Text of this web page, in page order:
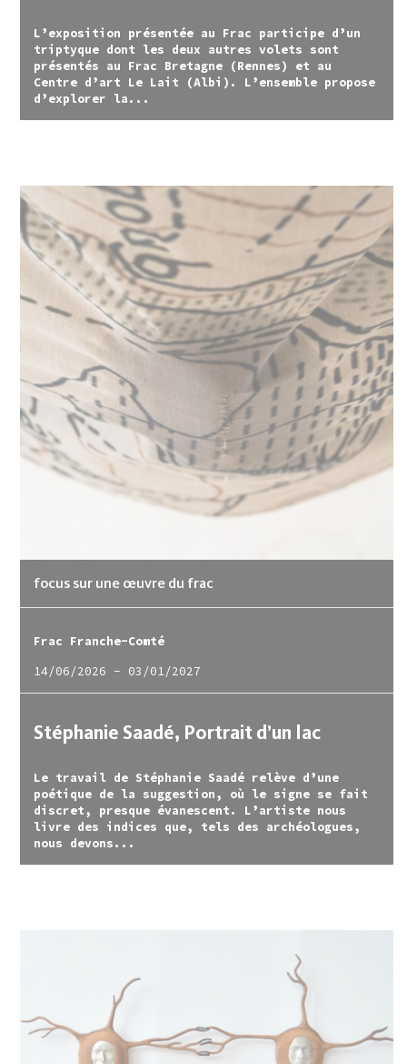
L’exposition présentée au Frac participe d’un
triptyque dont les deux autres volets sont
présentés au Frac Bretagne (Rennes) et au
Centre d’art Le Lait (Albi). L’ensemble propose
d’explorer la...
focus sur une œuvre du frac
Stéphanie Saadé, Portrait d’un lac
Le travail de Stéphanie Saadé relève d’une
poétique de la suggestion, où le signe se fait
discret, presque évanescent. L’artiste nous
livre des indices que, tels des archéologues,
nous devons...
Frac Franche-Comté
14/06/2026 - 03/01/2027